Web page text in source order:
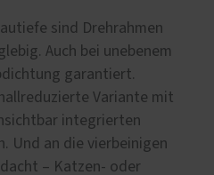
sind Drehrahmen
Auch bei unebenem
garantiert.
Variante mit
integrierten
Und an die vierbeinigen
– Katzen- oder